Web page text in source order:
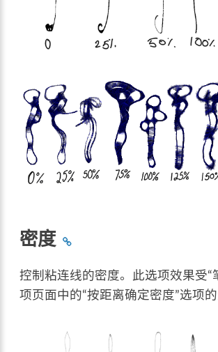
密度
控制粘连线的密度。此选项效果受“
项页面中的“按距离确定密度”选项的